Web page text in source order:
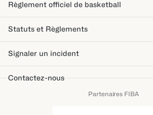
Règlement officiel de basketball
Statuts et Règlements
Signaler un incident
Contactez-nous
Partenaires FIBA